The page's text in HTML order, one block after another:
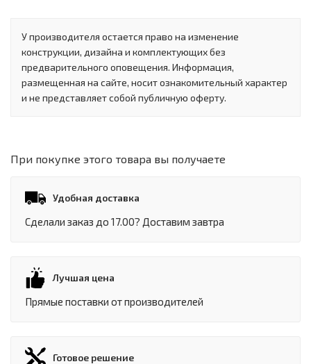
У производителя остается право на изменение
конструкции, дизайна и комплектующих без
предварительного оповещения. Информация,
размещенная на сайте, носит ознакомительный характер
и не представляет собой публичную оферту.
При покупке этого товара вы получаете
Удобная доставка
Сделали заказ до 17.00? Доставим завтра
Лучшая цена
Прямые поставки от производителей
Готовое решение